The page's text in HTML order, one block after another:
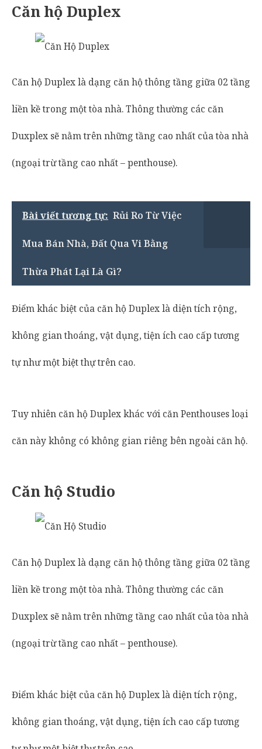
Căn hộ Duplex
Căn hộ Duplex là dạng căn hộ thông tầng giữa 02 tầng
liền kề trong một tòa nhà. Thông thường các căn
Duxplex sẽ nằm trên những tầng cao nhất của tòa nhà
(ngoại trừ tầng cao nhất – penthouse).
Bài viết tương tự: Rủi Ro Từ Việc
Mua Bán Nhà, Đất Qua Vi Bằng
Thừa Phát Lại Là Gì?
Điểm khác biệt của căn hộ Duplex là diện tích rộng,
không gian thoáng, vật dụng, tiện ích cao cấp tương
tự như một biệt thự trên cao.
Tuy nhiên căn hộ Duplex khác với căn Penthouses loại
căn này không có không gian riêng bên ngoài căn hộ.
Căn hộ Studio
Căn hộ Duplex là dạng căn hộ thông tầng giữa 02 tầng
liền kề trong một tòa nhà. Thông thường các căn
Duxplex sẽ nằm trên những tầng cao nhất của tòa nhà
(ngoại trừ tầng cao nhất – penthouse).
Điểm khác biệt của căn hộ Duplex là diện tích rộng,
không gian thoáng, vật dụng, tiện ích cao cấp tương